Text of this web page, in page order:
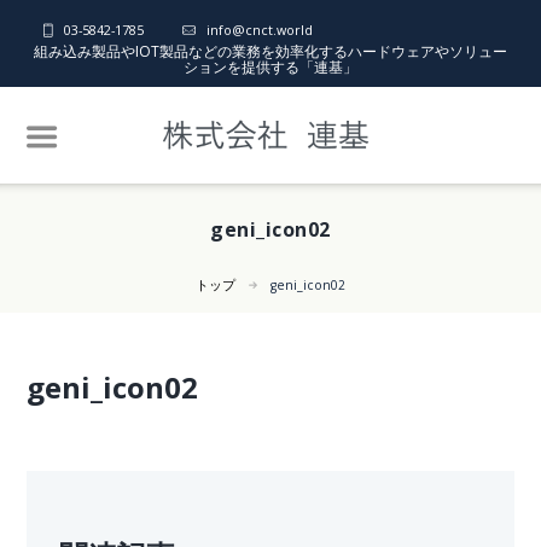
03-5842-1785 info@cnct.world
組み込み製品やIOT製品などの業務を効率化するハードウェアやソリュー
ションを提供する「連基」
geni_icon02
トップ geni_icon02
geni_icon02